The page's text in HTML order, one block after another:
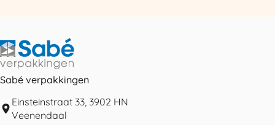
Sabé verpakkingen
Einsteinstraat 33, 3902 HN
Veenendaal